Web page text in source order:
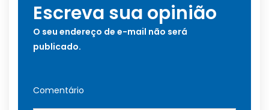
Escreva sua opinião
O seu endereço de e-mail não será
publicado.
Comentário